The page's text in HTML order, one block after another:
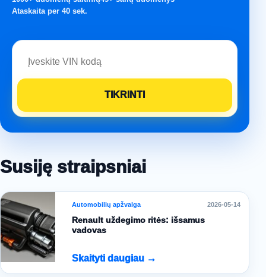
Ataskaita per 40 sek.
Susiję straipsniai
Automobilių apžvalga 2026-05-14
Renault uždegimo ritės: išsamus
vadovas
Skaityti daugiau →